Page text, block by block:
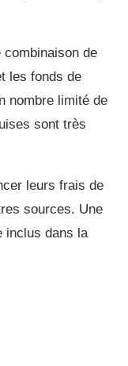
de
les fonds de
nombre limité de
sont très
leurs frais de
sources. Une
inclus dans la